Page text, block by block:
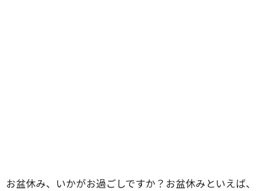
お盆休み、いかがお過ごしですか？お盆休みといえば、